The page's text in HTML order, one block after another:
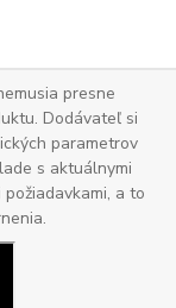
presne
Dodávateľ si
parametrov
s aktuálnymi
a to